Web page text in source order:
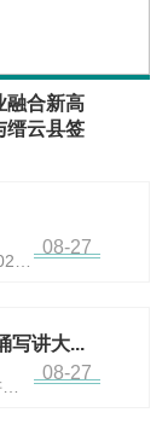
融合新高
云县签
08-27
写讲大...
08-27